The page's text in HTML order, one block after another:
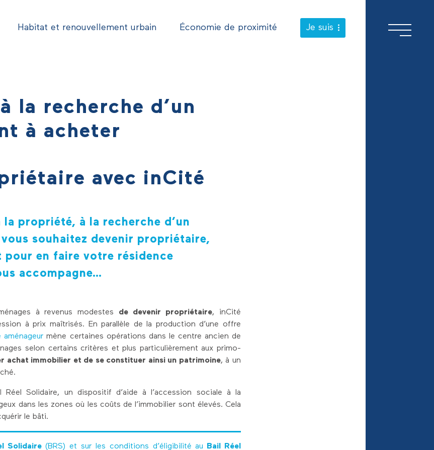
Habitat et renouvellement urbain Économie de proximité Je suis
la recherche d’un
à acheter
avec inCité
la propriété, à la recherche d’un
souhaitez devenir propriétaire,
pour en faire votre résidence
accompagne…
à revenus modestes de devenir propriétaire, inCité
à prix maîtrisés. En parallèle de la production d’une offre
aménageur mène certaines opérations dans le centre ancien de
selon certains critères et plus particulièrement aux primo-
achat immobilier et de se constituer ainsi un patrimoine, à un
Solidaire, un dispositif d’aide à l’accession sociale à la
dans les zones où les coûts de l’immobilier sont élevés. Cela
le bâti.
Solidaire(BRS) et sur les conditions d’éligibilité au Bail Réel